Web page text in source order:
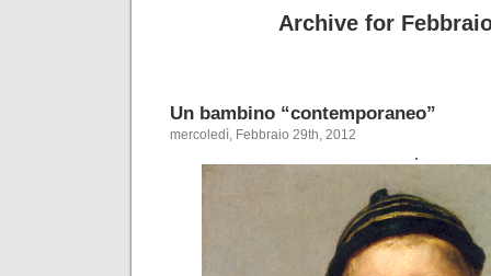
Archive for
Un bambino “contemporaneo”
mercoledì, Febbraio 29th, 2012
.